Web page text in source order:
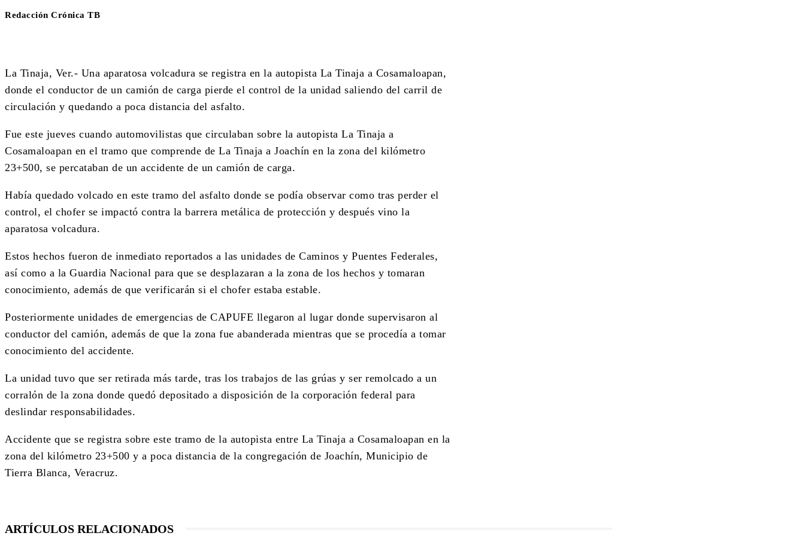
Redacción Crónica TB
La Tinaja, Ver.- Una aparatosa volcadura se registra en la autopista La Tinaja a Cosamaloapan,
donde el conductor de un camión de carga pierde el control de la unidad saliendo del carril de
circulación y quedando a poca distancia del asfalto.
Fue este jueves cuando automovilistas que circulaban sobre la autopista La Tinaja a
Cosamaloapan en el tramo que comprende de La Tinaja a Joachín en la zona del kilómetro
23+500, se percataban de un accidente de un camión de carga.
Había quedado volcado en este tramo del asfalto donde se podía observar como tras perder el
control, el chofer se impactó contra la barrera metálica de protección y después vino la
aparatosa volcadura.
Estos hechos fueron de inmediato reportados a las unidades de Caminos y Puentes Federales,
así como a la Guardia Nacional para que se desplazaran a la zona de los hechos y tomaran
conocimiento, además de que verificarán si el chofer estaba estable.
Posteriormente unidades de emergencias de CAPUFE llegaron al lugar donde supervisaron al
conductor del camión, además de que la zona fue abanderada mientras que se procedía a tomar
conocimiento del accidente.
La unidad tuvo que ser retirada más tarde, tras los trabajos de las grúas y ser remolcado a un
corralón de la zona donde quedó depositado a disposición de la corporación federal para
deslindar responsabilidades.
Accidente que se registra sobre este tramo de la autopista entre La Tinaja a Cosamaloapan en la
zona del kilómetro 23+500 y a poca distancia de la congregación de Joachín, Municipio de
Tierra Blanca, Veracruz.
ARTÍCULOS RELACIONADOS